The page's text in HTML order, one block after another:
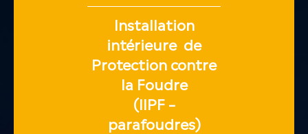
Installation
intérieure de
Protection contre
la Foudre
(IIPF –
parafoudres)